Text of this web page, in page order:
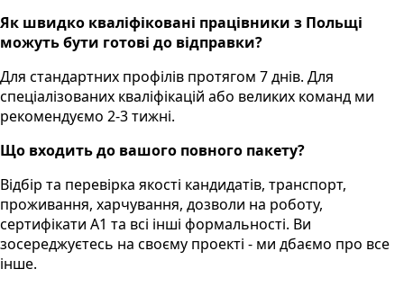
Як швидко кваліфіковані працівники з Польщі
можуть бути готові до відправки?
Для стандартних профілів протягом 7 днів. Для
спеціалізованих кваліфікацій або великих команд ми
рекомендуємо 2-3 тижні.
Що входить до вашого повного пакету?
Відбір та перевірка якості кандидатів, транспорт,
проживання, харчування, дозволи на роботу,
сертифікати А1 та всі інші формальності. Ви
зосереджуєтесь на своєму проекті - ми дбаємо про все
інше.